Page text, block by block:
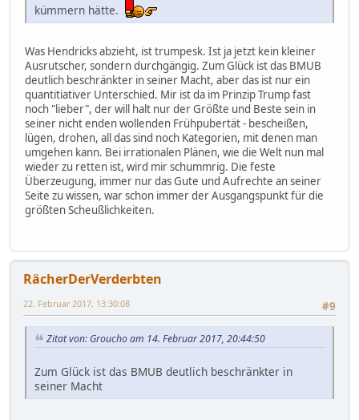
kümmern hätte.
Was Hendricks abzieht, ist trumpesk. Ist ja jetzt kein kleiner
Ausrutscher, sondern durchgängig. Zum Glück ist das BMUB
deutlich beschränkter in seiner Macht, aber das ist nur ein
quantitiativer Unterschied. Mir ist da im Prinzip Trump fast
noch "lieber", der will halt nur der Größte und Beste sein in
seiner nicht enden wollenden Frühpubertät - bescheißen,
lügen, drohen, all das sind noch Kategorien, mit denen man
umgehen kann. Bei irrationalen Plänen, wie die Welt nun mal
wieder zu retten ist, wird mir schummrig. Die feste
Überzeugung, immer nur das Gute und Aufrechte an seiner
Seite zu wissen, war schon immer der Ausgangspunkt für die
größten Scheußlichkeiten.
RächerDerVerderbten
#9
22. Februar 2017, 13:30:08
Zitat von: Groucho am 14. Februar 2017, 20:44:50
Zum Glück ist das BMUB deutlich beschränkter in
seiner Macht